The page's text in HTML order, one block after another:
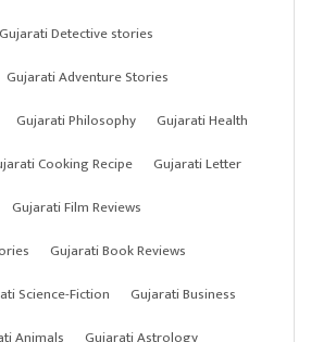
Gujarati Detective stories
Gujarati Adventure Stories
Gujarati Philosophy
Gujarati Health
Cooking Recipe
Gujarati Letter
Gujarati Film Reviews
Gujarati Book Reviews
Science-Fiction
Gujarati Business